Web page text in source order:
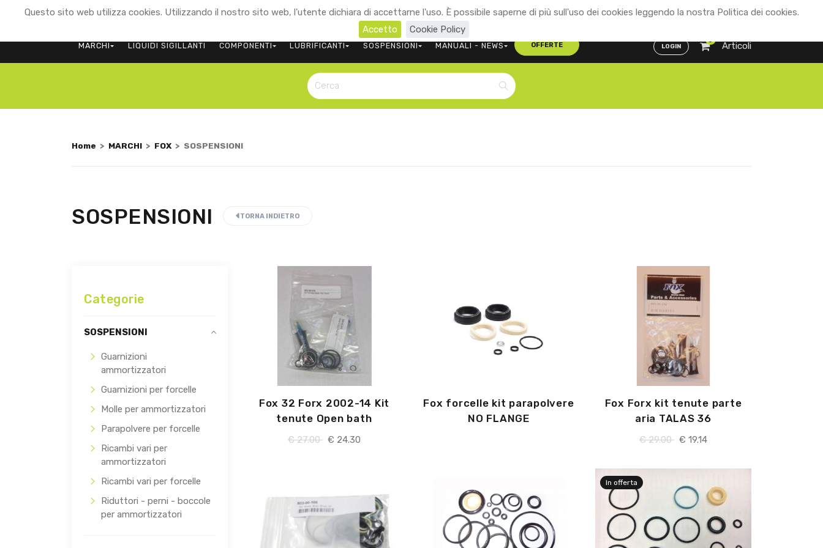
Questo sito web utilizza cookies. Utilizzando il nostro sito web, l'utente dichiara di accettarne l'uso. È possibile saperne di più sull'uso dei cookies leggendo la nostra Politica dei cookies.
Accetto
Cookie Policy
+39 0473 563107 CONTATTACI Distributori ENG ITA
MARCHI LIQUIDI SIGILLANTI COMPONENTI LUBRIFICANTI SOSPENSIONI MANUALI - NEWS OFFERTE LOGIN
0
Articoli
Home > MARCHI > FOX > SOSPENSIONI
SOSPENSIONI TORNA INDIETRO
Fox 32 Forx 2002-14 Kit
tenute Open bath
€ 27.00 € 24.30
Fox forcelle kit parapolvere
NO FLANGE
Fox Forx kit tenute parte
aria TALAS 36
€ 29.00 € 19.14
In offerta
Categorie
SOSPENSIONI
Guarnizioni
ammortizzatori
Guarnizioni per forcelle
Molle per ammortizzatori
Parapolvere per forcelle
Ricambi vari per
ammortizzatori
Ricambi vari per forcelle
Riduttori - perni - boccole
per ammortizzatori